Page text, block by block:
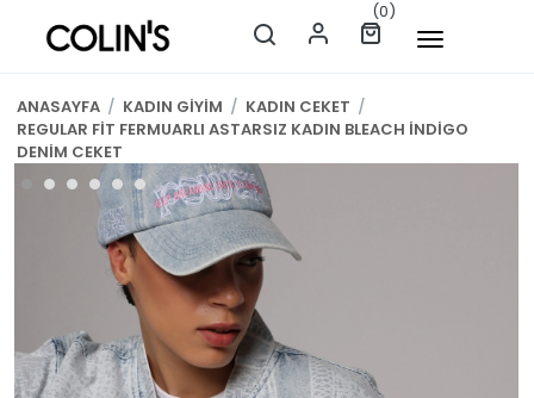
(0)
ANASAYFA / KADIN GİYİM / KADIN CEKET /
REGULAR FİT FERMUARLI ASTARSIZ KADIN BLEACH İNDİGO
DENİM CEKET